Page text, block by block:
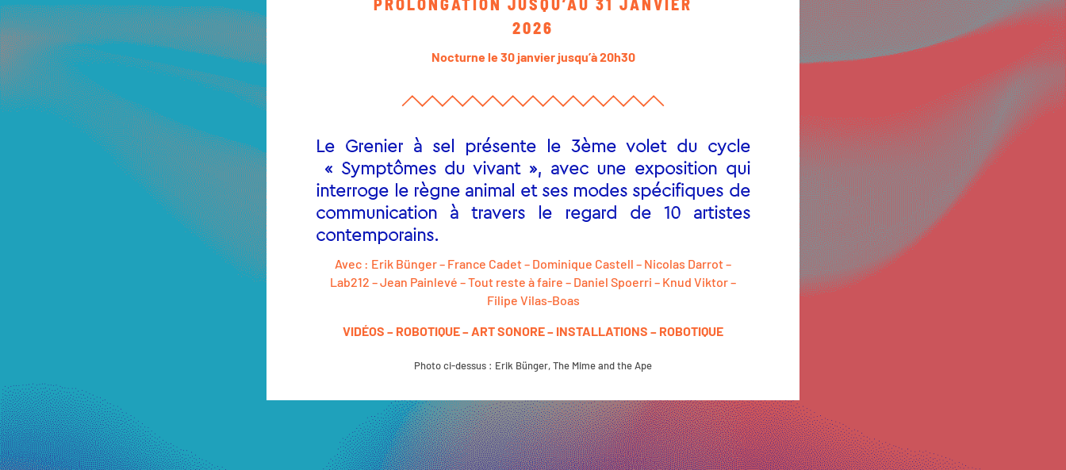
PROLONGATION JUSQU’AU 31 JANVIER
2026
Nocturne le 30 janvier jusqu’à 20h30
Le Grenier à sel présente le 3ème volet du cycle
« Symptômes du vivant », avec une exposition qui
interroge le règne animal et ses modes spécifiques de
communication à travers le regard de 10 artistes
contemporains.
Avec : Erik Bünger – France Cadet – Dominique Castell – Nicolas Darrot –
Lab212 – Jean Painlevé – Tout reste à faire – Daniel Spoerri – Knud Viktor –
Filipe Vilas-Boas
VIDÉOS – ROBOTIQUE – ART SONORE – INSTALLATIONS – ROBOTIQUE
Photo ci-dessus : Erik Bünger, The Mime and the Ape